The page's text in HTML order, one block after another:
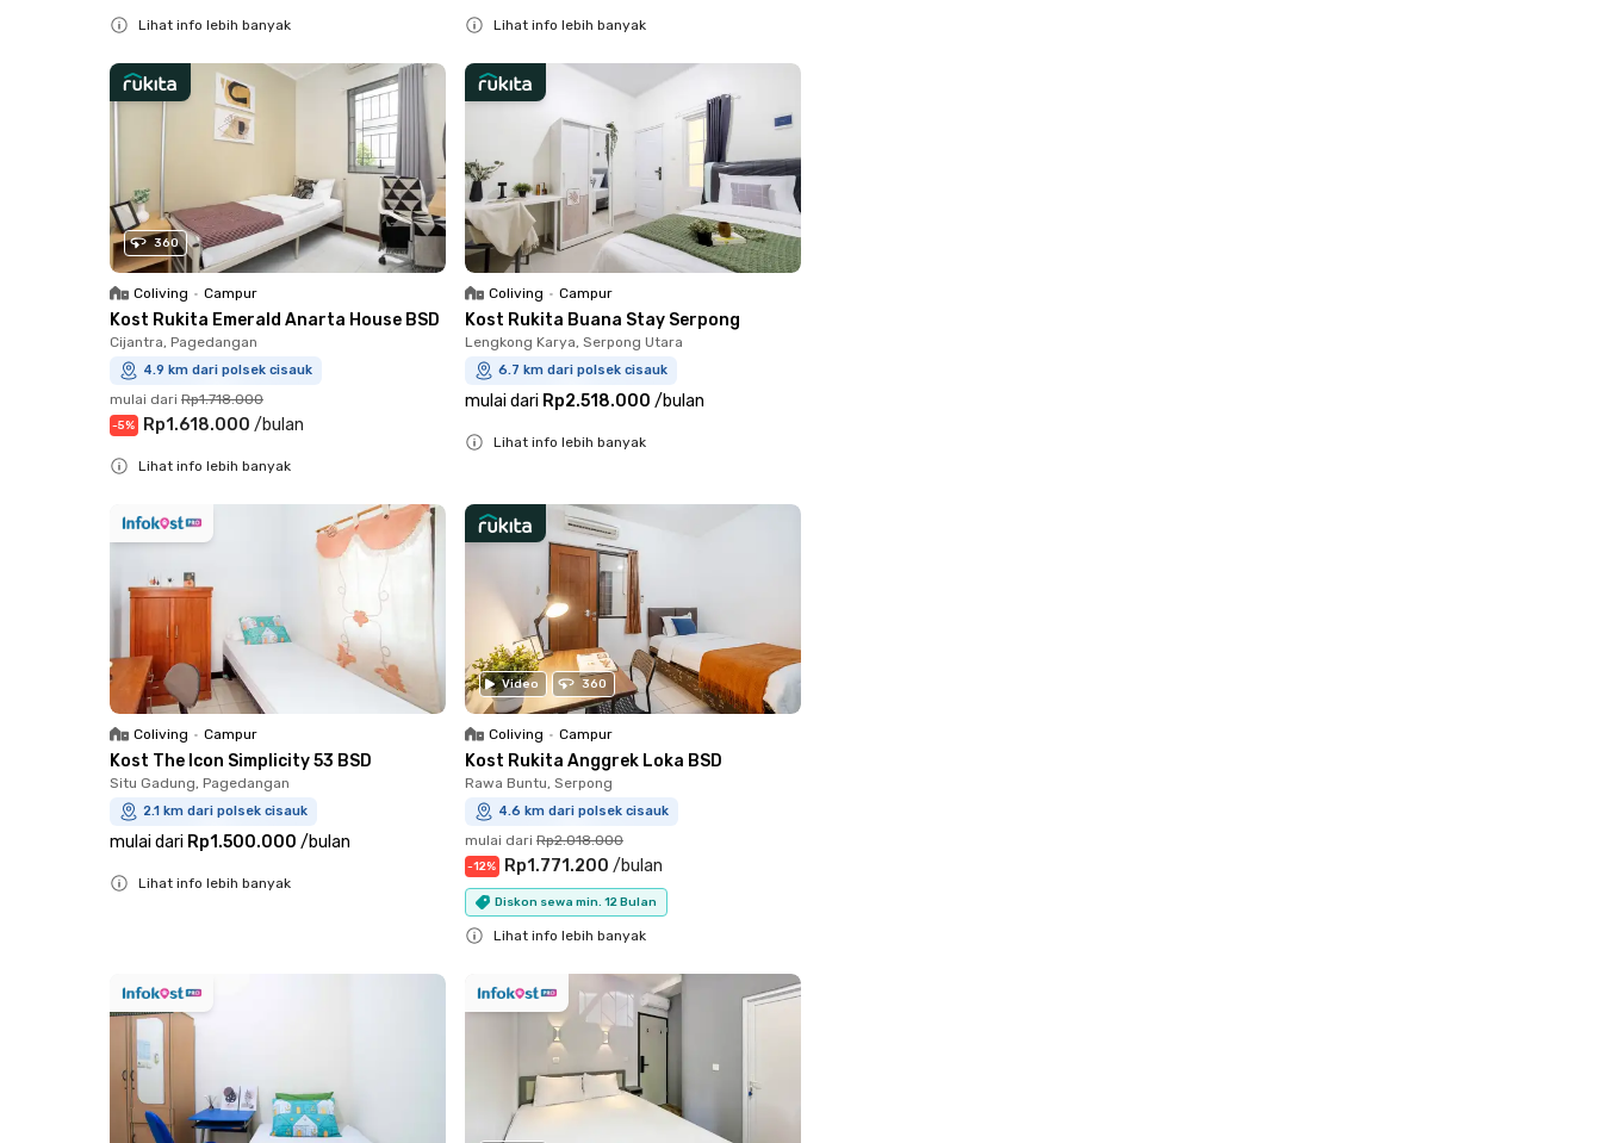
Lihat info lebih banyak Lihat info lebih banyak
360
Coliving • Campur
Kost Rukita Emerald Anarta House BSD
Cijantra, Pagedangan
4.9 km dari polsek cisauk
mulai dari Rp1.718.000
-5% Rp1.618.000 /bulan
Lihat info lebih banyak
Coliving • Campur
Kost Rukita Buana Stay Serpong
Lengkong Karya, Serpong Utara
6.7 km dari polsek cisauk
mulai dari Rp2.518.000 /bulan
Lihat info lebih banyak
Coliving • Campur
Kost The Icon Simplicity 53 BSD
Situ Gadung, Pagedangan
2.1 km dari polsek cisauk
mulai dari Rp1.500.000 /bulan
Lihat info lebih banyak
Video 360
Coliving • Campur
Kost Rukita Anggrek Loka BSD
Rawa Buntu, Serpong
4.6 km dari polsek cisauk
mulai dari Rp2.018.000
-12% Rp1.771.200 /bulan
Diskon sewa min. 12 Bulan
Lihat info lebih banyak